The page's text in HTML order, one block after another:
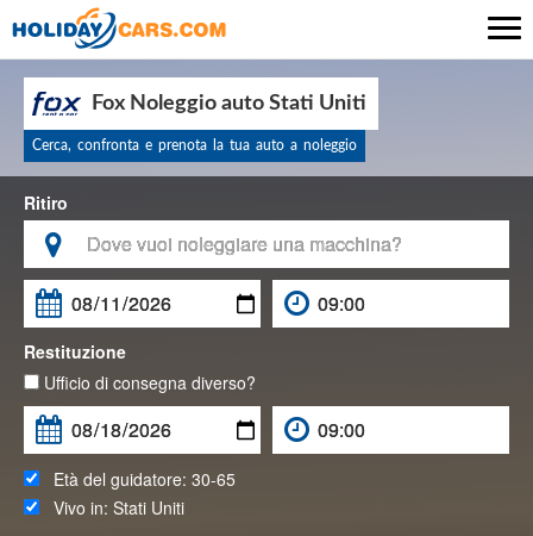
Fox Noleggio auto Stati Uniti
Cerca, confronta e prenota la tua auto a noleggio
Ritiro


Restituzione
Ufficio di consegna diverso?
Età del guidatore: 30-65
Vivo in: Stati Uniti